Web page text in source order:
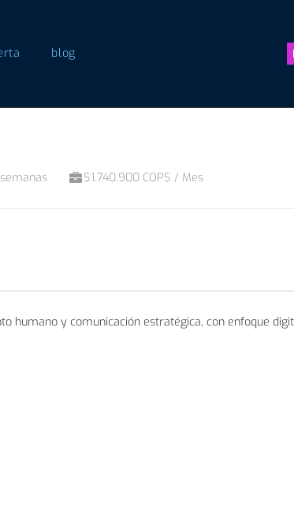
blog
$1.740.900 COP$ / Mes
humano y comunicación estratégica, con enfoque